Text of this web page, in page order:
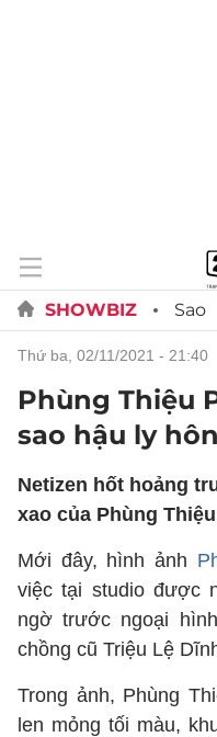
SHOWBIZ Sao
thứ ba, 02/11/2021 - 21:40
Phùng Thiệu
sao hậu ly
Netizen hốt hoảng
xao của Phùng
Mới đây, hình ảnh
việc tại studio được
ngờ trước ngoại
chồng cũ Triệu Lệ
Trong ảnh, Phùng
len mỏng tối màu,